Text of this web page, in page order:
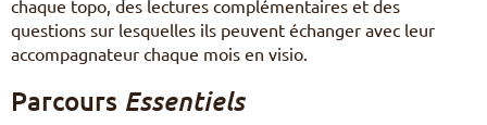
chaque topo, des lectures complémentaires et des
questions sur lesquelles ils peuvent échanger avec leur
accompagnateur chaque mois en visio.
Parcours Essentiels